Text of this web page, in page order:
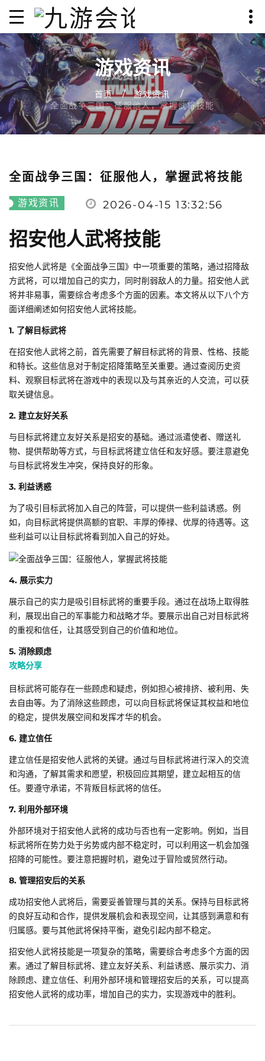
游戏资讯
首页
游戏资讯
全面战争三国：征服他人，掌握武将技能
全面战争三国：征服他人，掌握武将技能
游戏资讯 2026-04-15 13:32:56
招安他人武将技能
招安他人武将是《全面战争三国》中一项重要的策略，通过招降敌
方武将，可以增加自己的实力，同时削弱敌人的力量。招安他人武
将并非易事，需要综合考虑多个方面的因素。本文将从以下八个方
面详细阐述如何招安他人武将技能。
1. 了解目标武将
在招安他人武将之前，首先需要了解目标武将的背景、性格、技能
和特长。这些信息对于制定招降策略至关重要。通过查阅历史资
料、观察目标武将在游戏中的表现以及与其亲近的人交流，可以获
取关键信息。
2. 建立友好关系
与目标武将建立友好关系是招安的基础。通过派遣使者、赠送礼
物、提供帮助等方式，与目标武将建立信任和友好感。要注意避免
与目标武将发生冲突，保持良好的形象。
3. 利益诱惑
为了吸引目标武将加入自己的阵营，可以提供一些利益诱惑。例
如，向目标武将提供高额的官职、丰厚的俸禄、优厚的待遇等。这
些利益可以让目标武将看到加入自己的好处。
4. 展示实力
展示自己的实力是吸引目标武将的重要手段。通过在战场上取得胜
利，展现出自己的军事能力和战略才华。要展示出自己对目标武将
的重视和信任，让其感受到自己的价值和地位。
5. 消除顾虑
攻略分享
目标武将可能存在一些顾虑和疑虑，例如担心被排挤、被利用、失
去自由等。为了消除这些顾虑，可以向目标武将保证其权益和地位
的稳定，提供发展空间和发挥才华的机会。
6. 建立信任
建立信任是招安他人武将的关键。通过与目标武将进行深入的交流
和沟通，了解其需求和愿望，积极回应其期望，建立起相互的信
任。要遵守承诺，不背叛目标武将的信任。
7. 利用外部环境
外部环境对于招安他人武将的成功与否也有一定影响。例如，当目
标武将所在势力处于劣势或内部不稳定时，可以利用这一机会加强
招降的可能性。要注意把握时机，避免过于冒险或贸然行动。
8. 管理招安后的关系
成功招安他人武将后，需要妥善管理与其的关系。保持与目标武将
的良好互动和合作，提供发展机会和表现空间，让其感到满意和有
归属感。要与其他武将保持平衡，避免引起内部不稳定。
招安他人武将技能是一项复杂的策略，需要综合考虑多个方面的因
素。通过了解目标武将、建立友好关系、利益诱惑、展示实力、消
除顾虑、建立信任、利用外部环境和管理招安后的关系，可以提高
招安他人武将的成功率，增加自己的实力，实现游戏中的胜利。